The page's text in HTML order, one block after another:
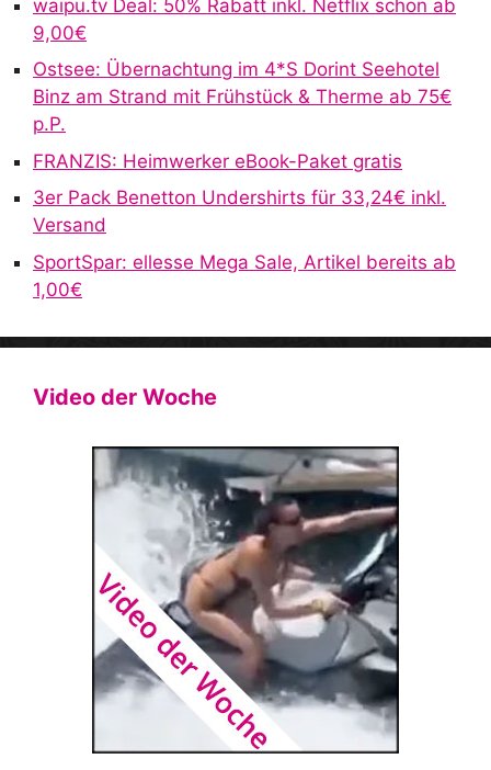
t waipu.tv Deal: 50% Rabatt inkl. Netflix schon ab
9,00€
Ostsee: Übernachtung im 4*S Dorint Seehotel
Binz am Strand mit Frühstück & Therme ab 75€
p.P.
FRANZIS: Heimwerker eBook-Paket gratis
3er Pack Benetton Undershirts für 33,24€ inkl.
Versand
SportSpar: ellesse Mega Sale, Artikel bereits ab
1,00€
Video der Woche